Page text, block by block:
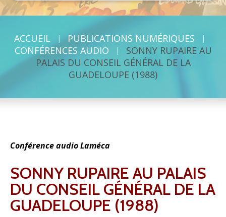
ACCUEIL
PUBLICATIONS NUMÉRIQUES
CONFÉRENCES AUDIO
SONNY RUPAIRE AU
PALAIS DU CONSEIL GÉNÉRAL DE LA
GUADELOUPE (1988)
Conférence audio Laméca
SONNY RUPAIRE AU PALAIS
DU CONSEIL GÉNÉRAL DE LA
GUADELOUPE (1988)